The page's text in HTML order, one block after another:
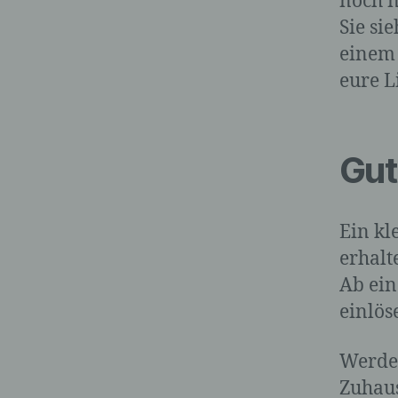
Sie
eure
Ein
Ab